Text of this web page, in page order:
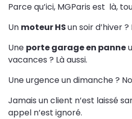
Parce qu’ici, MGParis est là,
Un moteur HSun soir d’hiver
Une porte garage en panne
vacances ? Là aussi.
Une urgence un dimanche ?
Jamais un client n’est laissé
appel n’est ignoré.